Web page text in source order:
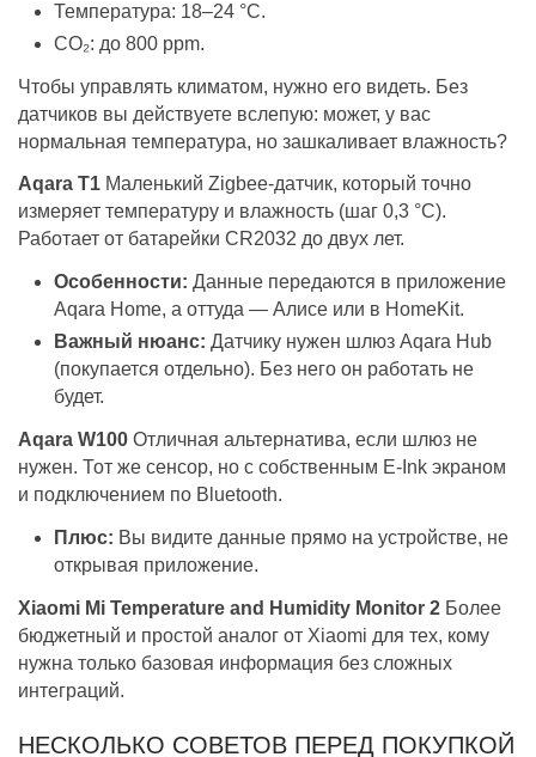
Температура: 18–24 °C.
CO₂: до 800 ppm.
Чтобы управлять климатом, нужно его видеть. Без
датчиков вы действуете вслепую: может, у вас
нормальная температура, но зашкаливает влажность?
Aqara T1 Маленький Zigbee-датчик, который точно
измеряет температуру и влажность (шаг 0,3 °C).
Работает от батарейки CR2032 до двух лет.
Особенности: Данные передаются в приложение
Aqara Home, а оттуда — Алисе или в HomeKit.
Важный нюанс: Датчику нужен шлюз Aqara Hub
(покупается отдельно). Без него он работать не
будет.
Aqara W100 Отличная альтернатива, если шлюз не
нужен. Тот же сенсор, но с собственным E-Ink экраном
и подключением по Bluetooth.
Плюс: Вы видите данные прямо на устройстве, не
открывая приложение.
Xiaomi Mi Temperature and Humidity Monitor 2 Более
бюджетный и простой аналог от Xiaomi для тех, кому
нужна только базовая информация без сложных
интеграций.
НЕСКОЛЬКО СОВЕТОВ ПЕРЕД ПОКУПКОЙ